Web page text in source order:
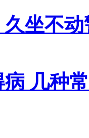
坐不
病 几种